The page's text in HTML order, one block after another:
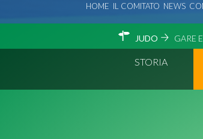
HOME IL COMITATO NEWS
JUDO GARE
STORIA